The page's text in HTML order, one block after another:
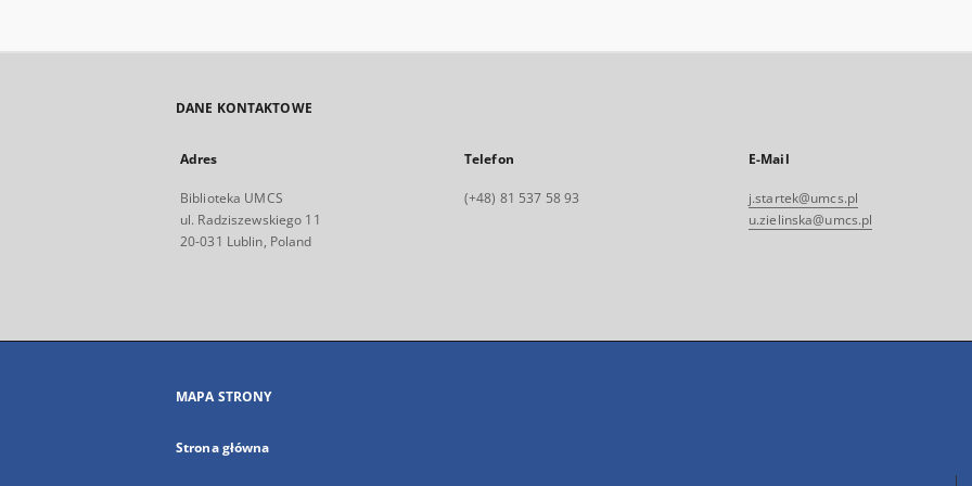
DANE KONTAKTOWE
Adres
Biblioteka UMCS
ul. Radziszewskiego 11
20-031 Lublin, Poland
Telefon
(+48) 81 537 58 93
E-Mail
j.startek@umcs.pl
u.zielinska@umcs.pl
MAPA STRONY
Strona główna